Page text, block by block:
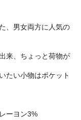
、男女両方に人気の
来、ちょっと荷物が
たい小物はポケット
ーヨン3%